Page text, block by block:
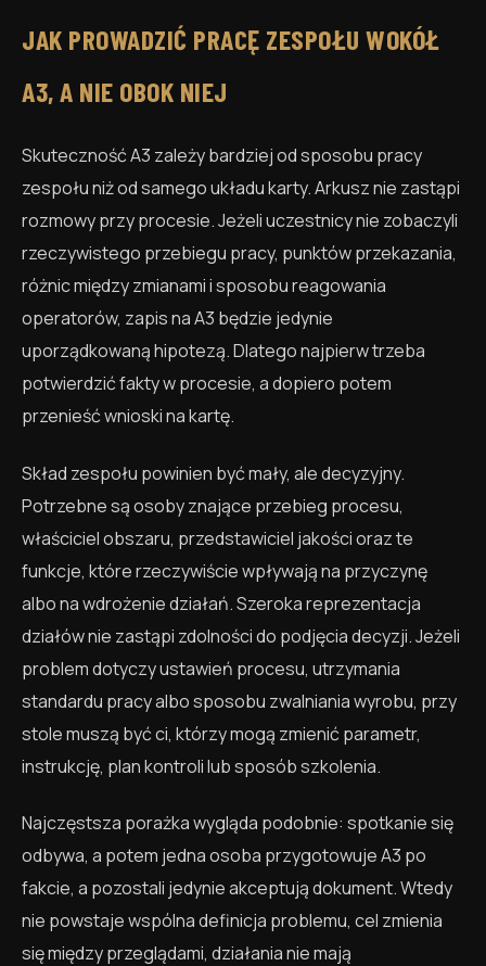
JAK PROWADZIĆ PRACĘ ZESPOŁU WOKÓŁ
A3, A NIE OBOK NIEJ
Skuteczność A3 zależy bardziej od sposobu pracy
zespołu niż od samego układu karty. Arkusz nie zastąpi
rozmowy przy procesie. Jeżeli uczestnicy nie zobaczyli
rzeczywistego przebiegu pracy, punktów przekazania,
różnic między zmianami i sposobu reagowania
operatorów, zapis na A3 będzie jedynie
uporządkowaną hipotezą. Dlatego najpierw trzeba
potwierdzić fakty w procesie, a dopiero potem
przenieść wnioski na kartę.
Skład zespołu powinien być mały, ale decyzyjny.
Potrzebne są osoby znające przebieg procesu,
właściciel obszaru, przedstawiciel jakości oraz te
funkcje, które rzeczywiście wpływają na przyczynę
albo na wdrożenie działań. Szeroka reprezentacja
działów nie zastąpi zdolności do podjęcia decyzji. Jeżeli
problem dotyczy ustawień procesu, utrzymania
standardu pracy albo sposobu zwalniania wyrobu, przy
stole muszą być ci, którzy mogą zmienić parametr,
instrukcję, plan kontroli lub sposób szkolenia.
Najczęstsza porażka wygląda podobnie: spotkanie się
odbywa, a potem jedna osoba przygotowuje A3 po
fakcie, a pozostali jedynie akceptują dokument. Wtedy
nie powstaje wspólna definicja problemu, cel zmienia
się między przeglądami, działania nie mają